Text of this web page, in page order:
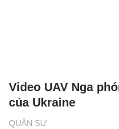
QUÂN SỰ
Video UAV Nga
của Ukraine